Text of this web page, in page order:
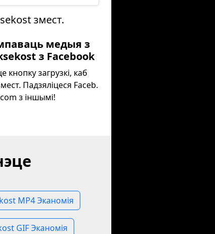
змест.
медыя з
з Facebook
кнопку загрузкі, каб
Падзяліцеся Faceb.
com з іншымі!
MP4 Эканомія
GIF Эканомія